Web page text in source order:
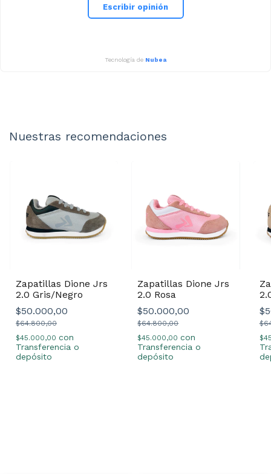
Escribir opinión
Tecnología de Nubea
Nuestras recomendaciones
Zapatillas Dione Jrs
2.0 Gris/Negro
$50.000,00
$64.800,00
$45.000,00 con
Transferencia o
depósito
Zapatillas Dione Jrs
2.0 Rosa
$50.000,00
$64.800,00
$45.000,00con
Transferencia o
depósito